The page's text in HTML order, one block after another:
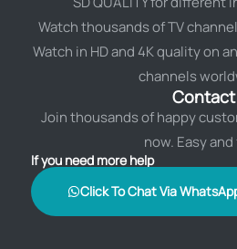
Watch thousands of TV
Watch in HD and 4K quality on
channels
Contact
Join thousands of happy
now. Easy
If you need more help
Click To Chat Via